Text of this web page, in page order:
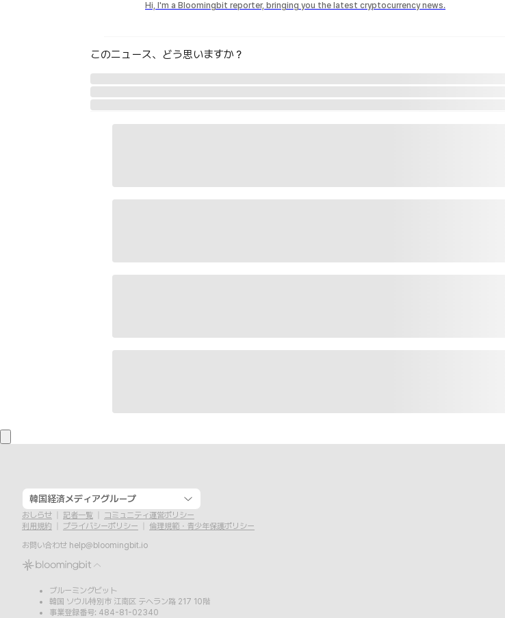
Hi, I'm a Bloomingbit reporter, bringing you the latest cryptocurrency news.
このニュース、どう思いますか？
韓国経済メディアグループ
おしらせ 記者一覧
コミュニティ運営ポリシー
利用規約
プライバシーポリシー
倫理規範・青少年保護ポリシー
お問い合わせ help@bloomingbit.io
ブルーミングビット
韓国 ソウル特別市 江南区 テヘラン路 217 10階
事業登録番号: 484-81-02340